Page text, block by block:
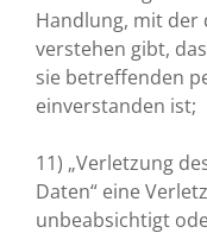
Handlung, mit der
verstehen gibt,
sie betreffenden
einverstanden ist;
11) „Verletzung
Daten“ eine
unbeabsichtigt